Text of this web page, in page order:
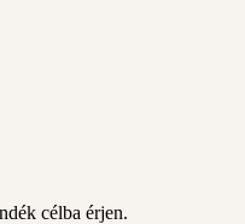
célba érjen.